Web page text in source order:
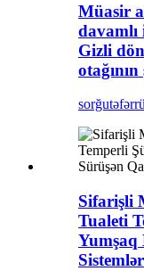
Müasir
Gizli
otağının
sorğu
Sifarişli
Tualeti
Yumşaq